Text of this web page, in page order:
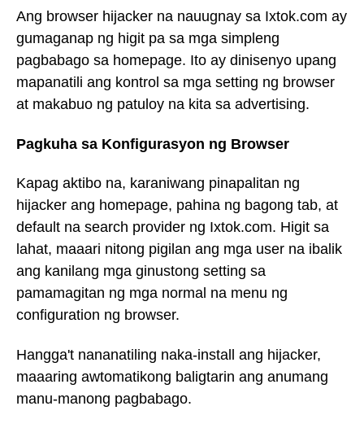
Ang browser hijacker na nauugnay sa Ixtok.com ay
gumaganap ng higit pa sa mga simpleng
pagbabago sa homepage. Ito ay dinisenyo upang
mapanatili ang kontrol sa mga setting ng browser
at makabuo ng patuloy na kita sa advertising.
Pagkuha sa Konfigurasyon ng Browser
Kapag aktibo na, karaniwang pinapalitan ng
hijacker ang homepage, pahina ng bagong tab, at
default na search provider ng Ixtok.com. Higit sa
lahat, maaari nitong pigilan ang mga user na ibalik
ang kanilang mga ginustong setting sa
pamamagitan ng mga normal na menu ng
configuration ng browser.
Hangga't nananatiling naka-install ang hijacker,
maaaring awtomatikong baligtarin ang anumang
manu-manong pagbabago.